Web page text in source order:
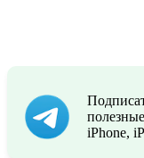
iPhone,